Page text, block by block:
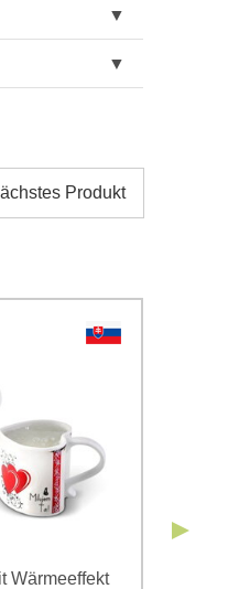
Senden
Produkt
Wärmeeffekt